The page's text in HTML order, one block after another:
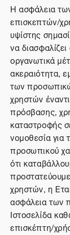
Η ασφάλεια
επισκεπτών/
υψίστης
να
οργανωτικά
ακεραιότητα,
των
χρηστών
πρόσβασης,
καταστροφής
νομοθεσία
προσωπικού
ότι
χρηστών, η
ασφάλεια των
Ιστοσελίδα
επισκέπτη/